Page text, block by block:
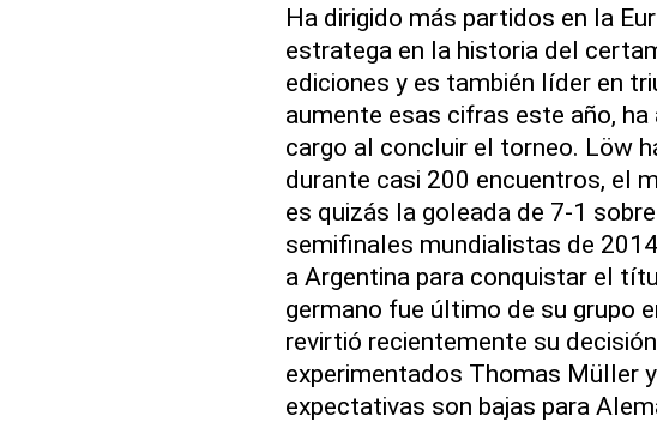
Ha dirigido más partidos en la
estratega en la historia del
ediciones y es también líder en
aumente esas cifras este año, ha
cargo al concluir el torneo. Löw
durante casi 200 encuentros, el
es quizás la goleada de 7-1
semifinales mundialistas de
a Argentina para conquistar el
germano fue último de su grupo
revirtió recientemente su
experimentados Thomas Müller
expectativas son bajas para